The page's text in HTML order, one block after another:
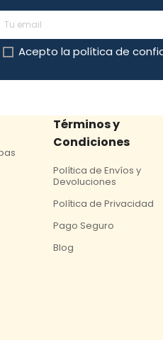
Acepto la política de
Términos y
Condiciones
Política de Envíos y
Devoluciones
Política de Privacidad
Pago Seguro
Blog